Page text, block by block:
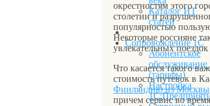
Каталог ИТ
статей
Сопровождение 1С
Абонентское
обслуживание
(тарифы)
Настройка
окрестностям этого
столетии и
популярностью
Некоторые россияне
увлекательных
Что касается такого
стоимость путевок в
Финляндию из Москвы
причем сервис во